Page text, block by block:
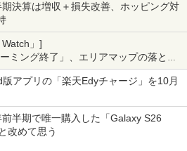
決算は増収＋損失改善、ホッピング対
」]
ミング終了」、エリアマップの落とし
アプリの「楽天Edyチャージ」を10月
半期で唯一購入した「Galaxy S26
改めて思う